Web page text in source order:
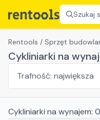
Szukaj
Rentools / Sprzęt
Cykliniarki na
Cykliniarki na wynajem: 0